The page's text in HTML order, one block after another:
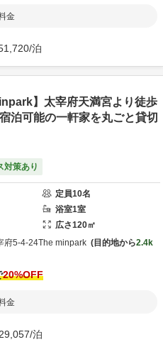
金
/泊
】太宰府天満宮より徒歩
泊可能の一軒家を丸ごと貸切
対策あり
定員10名
浴室1室
広さ120㎡
府5-4-24The minpark 目的地から2.4k
20%OFF
金
29,057/泊